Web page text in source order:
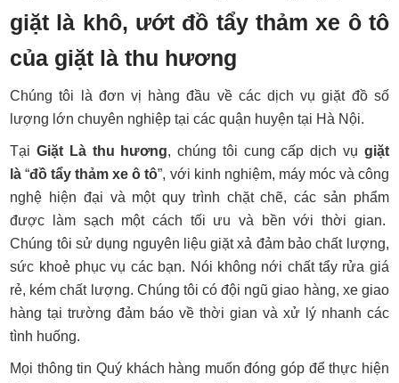
giặt là khô, ướt đồ tẩy thảm xe ô tô
của giặt là thu hương
Chúng tôi là đơn vị hàng đầu về các dịch vụ giặt đồ số
lượng lớn chuyên nghiệp tại các quận huyện tại Hà Nội.
Tại Giặt Là thu hương, chúng tôi cung cấp dịch vụ giặt
là“đồ tẩy thảm xe ô tô”, với kinh nghiệm, máy móc và công
nghệ hiện đại và một quy trình chặt chẽ, các sản phẩm
được làm sạch một cách tối ưu và bền với thời gian.
Chúng tôi sử dụng nguyên liệu giặt xả đảm bảo chất lượng,
sức khoẻ phục vụ các bạn. Nói không nới chất tẩy rửa giá
rẻ, kém chất lượng. Chúng tôi có đội ngũ giao hàng, xe giao
hàng tại trường đảm báo về thời gian và xử lý nhanh các
tình huống.
Mọi thông tin Quý khách hàng muốn đóng góp để thực hiện